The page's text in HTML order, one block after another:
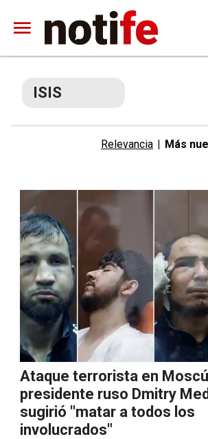
ISIS
Relevancia | Más
Ataque terrorista en
presidente ruso Dmitry
sugirió "matar a todos los
involucrados"